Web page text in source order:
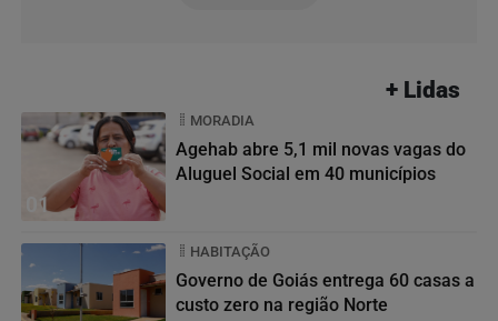
+ Lidas
01
MORADIA
Agehab abre 5,1 mil novas vagas do
Aluguel Social em 40 municípios
HABITAÇÃO
Governo de Goiás entrega 60 casas a
custo zero na região Norte